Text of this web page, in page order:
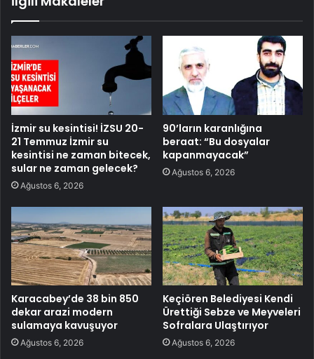
İzmir su kesintisi! İZSU 20-
21 Temmuz İzmir su
kesintisi ne zaman bitecek,
sular ne zaman gelecek?
Ağustos 6, 2026
90’ların karanlığına
beraat: “Bu dosyalar
kapanmayacak”
Ağustos 6, 2026
Karacabey’de 38 bin 850
dekar arazi modern
sulamaya kavuşuyor
Ağustos 6, 2026
Keçiören Belediyesi Kendi
Ürettiği Sebze ve Meyveleri
Sofralara Ulaştırıyor
Ağustos 6, 2026